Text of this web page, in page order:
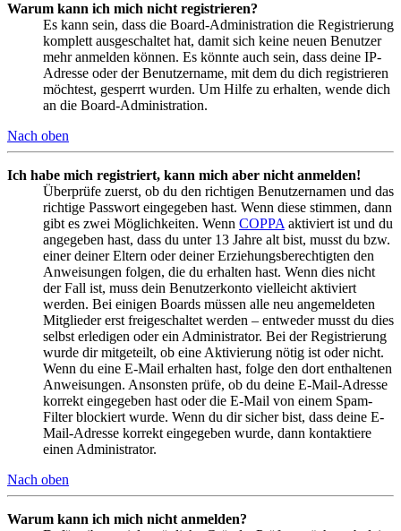
Warum kann ich mich nicht registrieren?
Es kann sein, dass die Board-Administration die Registrierung
komplett ausgeschaltet hat, damit sich keine neuen Benutzer
mehr anmelden können. Es könnte auch sein, dass deine IP-
Adresse oder der Benutzername, mit dem du dich registrieren
möchtest, gesperrt wurden. Um Hilfe zu erhalten, wende dich
an die Board-Administration.
Nach oben
Ich habe mich registriert, kann mich aber nicht anmelden!
Überprüfe zuerst, ob du den richtigen Benutzernamen und das
richtige Passwort eingegeben hast. Wenn diese stimmen, dann
gibt es zwei Möglichkeiten. Wenn COPPA aktiviert ist und du
angegeben hast, dass du unter 13 Jahre alt bist, musst du bzw.
einer deiner Eltern oder deiner Erziehungsberechtigten den
Anweisungen folgen, die du erhalten hast. Wenn dies nicht
der Fall ist, muss dein Benutzerkonto vielleicht aktiviert
werden. Bei einigen Boards müssen alle neu angemeldeten
Mitglieder erst freigeschaltet werden – entweder musst du dies
selbst erledigen oder ein Administrator. Bei der Registrierung
wurde dir mitgeteilt, ob eine Aktivierung nötig ist oder nicht.
Wenn du eine E-Mail erhalten hast, folge den dort enthaltenen
Anweisungen. Ansonsten prüfe, ob du deine E-Mail-Adresse
korrekt eingegeben hast oder die E-Mail von einem Spam-
Filter blockiert wurde. Wenn du dir sicher bist, dass deine E-
Mail-Adresse korrekt eingegeben wurde, dann kontaktiere
einen Administrator.
Nach oben
Warum kann ich mich nicht anmelden?